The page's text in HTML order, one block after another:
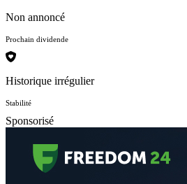
Non annoncé
Prochain dividende
Historique irrégulier
Stabilité
Sponsorisé